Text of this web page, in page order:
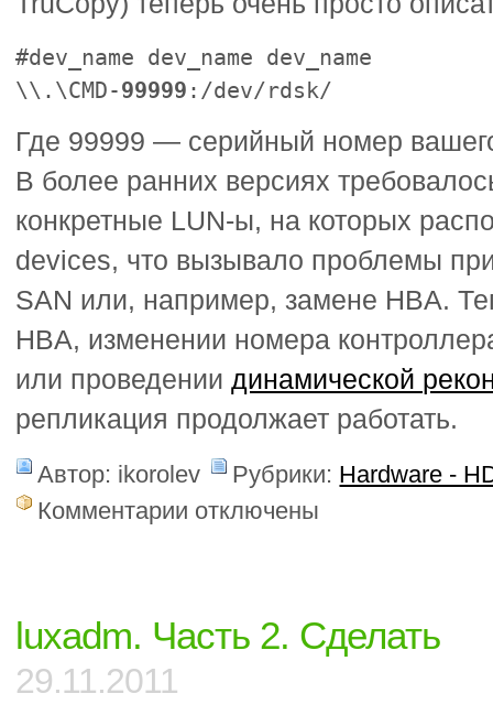
#dev_name dev_name dev_name
\\.\CMD-99999 :/dev/rdsk/
Где 99999 — серийный номер
В более ранних версиях
конкретные LUN-ы, на которых
devices, что вызывало проблемы
SAN или, например, замене HBA.
HBA, изменении номера
или проведениидинамической
репликация продолжает работать.
Автор: ikorolev Рубрики: Hardware -
Комментарии записи
device
отключены
luxadm. Часть 2. Сделать
29.11.2011